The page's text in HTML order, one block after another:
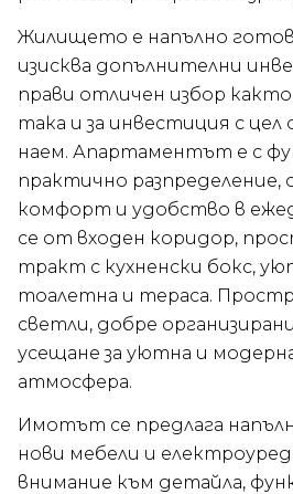
Жилището е напълно
изисква допълнителни
прави отличен избор както
така и за инвестиция с
наем. Апартаментът е с
практично разпределение,
комфорт и удобство в
се от входен коридор,
тракт с кухненски бокс,
тоалетна и тераса.
светли, добре
усещане за уютна и
атмосфера.
Имотът се предлага
нови мебели и
внимание към детайла,